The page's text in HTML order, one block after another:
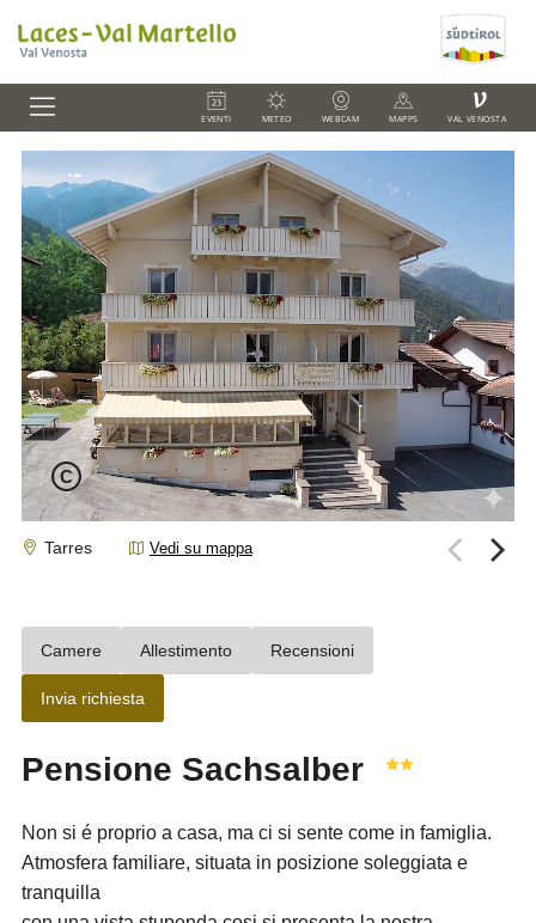
EVENTI METEO WEBCAM MAPPS
V
VAL VENOSTA